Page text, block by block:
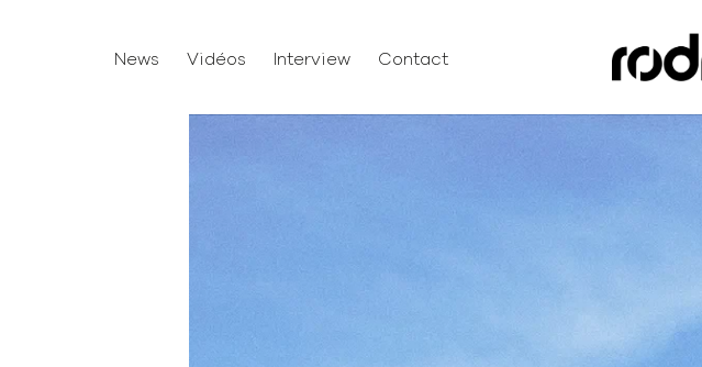
News Vidéos Interview Contact